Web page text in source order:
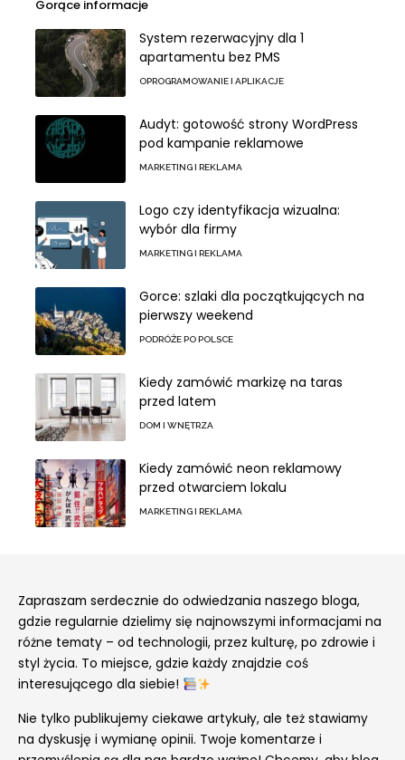
Gorące informacje
System rezerwacyjny dla 1
apartamentu bez PMS
OPROGRAMOWANIE I APLIKACJE
Audyt: gotowość strony WordPress
pod kampanie reklamowe
MARKETING I REKLAMA
Logo czy identyfikacja wizualna:
wybór dla firmy
MARKETING I REKLAMA
Gorce: szlaki dla początkujących na
pierwszy weekend
PODRÓŻE PO POLSCE
Kiedy zamówić markizę na taras
przed latem
DOM I WNĘTRZA
Kiedy zamówić neon reklamowy
przed otwarciem lokalu
MARKETING I REKLAMA
Zapraszam serdecznie do odwiedzania naszego bloga,
gdzie regularnie dzielimy się najnowszymi informacjami na
różne tematy – od technologii, przez kulturę, po zdrowie i
styl życia. To miejsce, gdzie każdy znajdzie coś
interesującego dla siebie!
Nie tylko publikujemy ciekawe artykuły, ale też stawiamy
na dyskusję i wymianę opinii. Twoje komentarze i